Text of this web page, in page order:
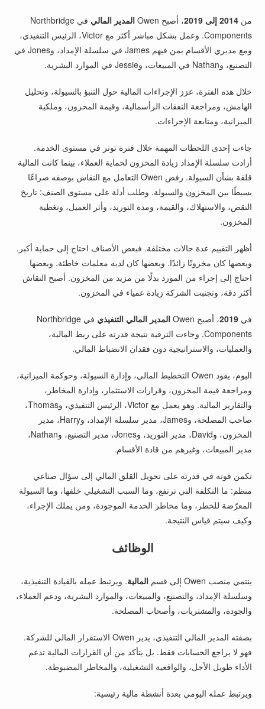
من2014 إلى 2019 ، أصبح Owen المدير المالي
في Northbridge
Components. وعمل بشكل مباشر أكثر مع Victor، الرئيس التنفيذي،
ومع مديري الأقسام بمن فيهم James في سلسلة الإمداد، وJones في
التصنيع، وNathan في المبيعات، وJessie في الموارد البشرية.
خلال هذه الفترة، عزز الإجراءات المالية حول التنبؤ بالسيولة، وتحليل
الهامش، ومراجعة النفقات الرأسمالية، وقيمة المخزون، وملكية
الميزانية، ومتابعة الإجراءات.
جاءت إحدى اللحظات المهمة خلال فترة توتر في مستوى الخدمة.
أرادت سلسلة الإمداد زيادة المخزون لحماية العملاء، بينما كانت المالية
قلقة بشأن السيولة. رفض Owen التعامل مع النقاش بوصفه صراعًا
بسيطًا بين المخزون والسيولة. وطلب أدلة على مستوى الصنف: تاريخ
النقص، والاستهلاك، والقيمة، ومدة التوريد، وأثر العميل، وتغطية
المخزون.
أظهر التقييم عدة حالات مختلفة. فبعض الأصناف احتاج إلى حماية أكبر.
وبعضها كان مخزونًا زائدًا. وبعضها كان لديه معلمات خاطئة. وبعضها
احتاج إلى إجراء من المورد بدلًا من مزيد من المخزون. أصبح النقاش
أكثر دقة، وتجنبت الشركة زيادة عمياء في المخزون.
في2019، أصبح Owen المدير المالي التنفيذي
في Northbridge
Components. وجاءت الترقية نتيجة قدرته على ربط المالية،
والعمليات، والاستراتيجية دون فقدان الانضباط المالي.
اليوم، يقود Owen التخطيط المالي، وإدارة السيولة، وحوكمة الميزانية،
ومراجعة قيمة المخزون، وقرارات الاستثمار، وإدارة المخاطر،
والتقارير المالية. وهو يعمل مع Victor، الرئيس التنفيذي، وThomas،
صاحب المصلحة، وJames، مدير سلسلة الإمداد، وHarry، مدير
المخزون، وDavid، مدير التوريد، وJones، مدير التصنيع، وNathan،
مدير المبيعات، وغيرهم من قادة الأقسام.
تكمن قوته في قدرته على تحويل القلق المالي إلى سؤال صناعي
منظم: ما التكلفة التي ترتفع، وما السبب التشغيلي خلفها، وما السيولة
المعرّضة للخطر، وما مخاطر الخدمة الموجودة، ومن يملك الإجراء،
وكيف سيتم قياس النتيجة.
الوظائف
ينتمي منصب Owen إلى قسم المالية. ويرتبط عمله بالقيادة التنفيذية،
وسلسلة الإمداد، والتصنيع، والمبيعات، والموارد البشرية، ودعم العملاء،
والجودة، والمشتريات، وأصحاب المصلحة.
بصفته المدير المالي التنفيذي، يدير Owen الاستقرار المالي للشركة.
فهو لا يراجع الحسابات فقط. بل يتأكد من أن القرارات المالية تدعم
الأداء طويل الأجل، والواقعية التشغيلية، والمخاطر المضبوطة.
ويرتبط عمله اليومي بعدة أنشطة مالية رئيسية: